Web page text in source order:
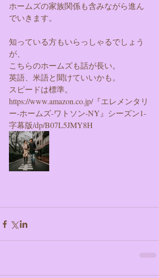
ホームズの家族関係も含みながら進ん
でいきます。
知っている方もいらっしゃるでしょう
が、
こちらのホームズも話が長い。
英語、米語と聞けていいかも。
スピードは標準。
https://www.amazon.co.jp/『エレメンタリ
ー-ホームズ-ワトソン-NY』シーズン1-
字幕版/dp/B07L5JMY8H